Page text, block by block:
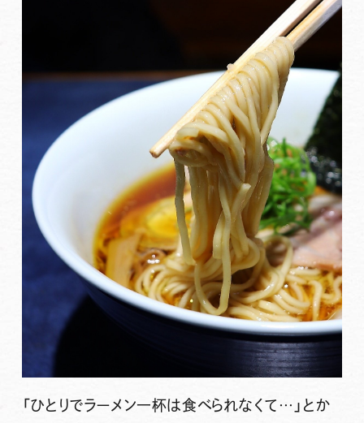
「ひとりでラーメン一杯は食べられなくて…」とか